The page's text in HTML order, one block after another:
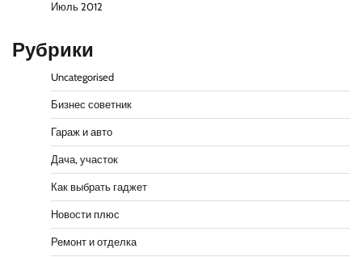
Июль 2012
Рубрики
Uncategorised
Бизнес советник
Гараж и авто
Дача, участок
Как выбрать гаджет
Новости плюс
Ремонт и отделка